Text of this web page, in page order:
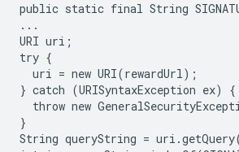
public static final String
...
URI uri;
try {
  uri = new URI(rewardUrl);
} catch (URISyntaxException ex) {
throw new
}
String queryString =